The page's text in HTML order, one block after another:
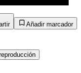
Añadir marcador